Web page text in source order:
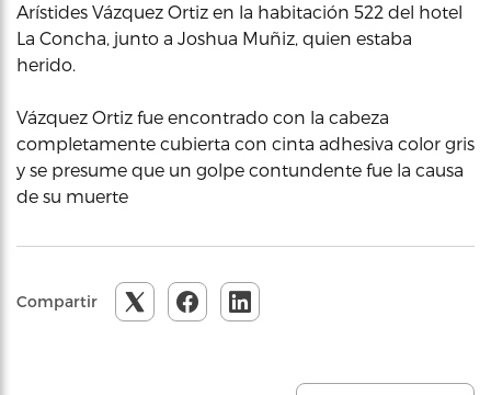
Arístides Vázquez Ortiz en la habitación 522 del hotel
La Concha, junto a Joshua Muñiz, quien estaba
herido.
Vázquez Ortiz fue encontrado con la cabeza
completamente cubierta con cinta adhesiva color gris
y se presume que un golpe contundente fue la causa
de su muerte
Compartir